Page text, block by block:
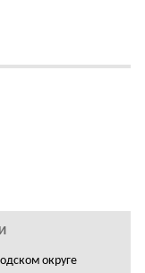
округе